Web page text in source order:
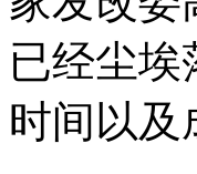
已经尘埃
时间以及